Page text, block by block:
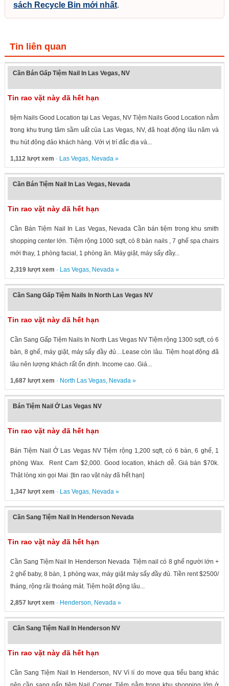
sách Recycle Bin mới nhất.
Tin liên quan
Cần Bán Gấp Tiệm Nail In Las Vegas, NV
Tin rao vặt này đã hết hạn
tiệm Nails Good Location tại Las Vegas, NV Tiệm Nails Good Location nằm
trong khu trung tâm sầm uất của Las Vegas, NV, đã hoạt động lâu năm và
thu hút đông đảo khách hàng. Với vị trí đắc địa và...
1,112 lượt xem · Las Vegas, Nevada»
Cần Bán Tiệm Nail In Las Vegas, Nevada
Tin rao vặt này đã hết hạn
Cần Bán Tiệm Nail In Las Vegas, Nevada Cần bán tiệm trong khu smith
shopping center lớn. Tiệm rộng 1000 sqft, có 8 bàn nails , 7 ghế spa chairs
mới thay, 1 phòng facial, 1 phòng ăn. Máy giặt, máy sấy đầy...
2,319 lượt xem · Las Vegas, Nevada»
Cần Sang Gấp Tiệm Nails In North Las Vegas NV
Tin rao vặt này đã hết hạn
Cần Sang Gấp Tiệm Nails In North Las Vegas NV Tiệm rộng 1300 sqft, có 6
bàn, 8 ghế, máy giặt, máy sấy đầy đủ…Lease còn lâu. Tiệm hoạt động đã
lâu nên lượng khách rất ổn định. Income cao. Giá...
1,687 lượt xem · North Las Vegas, Nevada»
Bán Tiệm Nail Ở Las Vegas NV
Tin rao vặt này đã hết hạn
Bán Tiệm Nail Ở Las Vegas NV Tiệm rộng 1,200 sqft, có 6 bàn, 6 ghế, 1
phòng Wax. Rent Cam $2,000. Good location, khách dễ. Giá bán $70k.
Thật lòng xin gọi Mai :[tin rao vặt này đã hết hạn]
1,347 lượt xem · Las Vegas, Nevada»
Cần Sang Tiệm Nail In Henderson Nevada
Tin rao vặt này đã hết hạn
Cần Sang Tiệm Nail In Henderson Nevada Tiệm nail có 8 ghế người lớn +
2 ghế baby, 8 bàn, 1 phòng wax, máy giặt máy sấy đầy đủ. Tiền rent $2500/
tháng, rộng rãi thoáng mát. Tiệm hoặt động lâu...
2,857 lượt xem · Henderson, Nevada»
Cần Sang Tiệm Nail In Henderson NV
Tin rao vặt này đã hết hạn
Cần Sang Tiệm Nail In Henderson, NV Vì lí do move qua tiểu bang khác